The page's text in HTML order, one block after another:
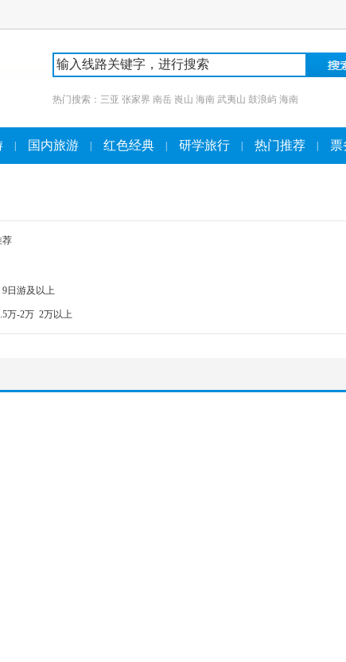
热门搜索： 三亚 张家界 南岳 崀山 海南 武夷山 鼓浪屿 海南
国内旅游 红色经典 研学旅行 热门推荐 票
荐
9日游及以上
万-2万 2万以上